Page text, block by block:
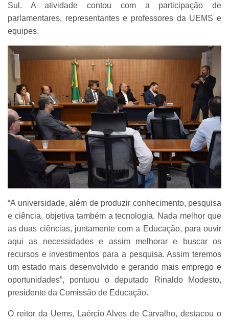
Sul. A atividade contou com a participação de
parlamentares, representantes e professores da UEMS e
equipes.
“A universidade, além de produzir conhecimento, pesquisa
e ciência, objetiva também a tecnologia. Nada melhor que
as duas ciências, juntamente com a Educação, para ouvir
aqui as necessidades e assim melhorar e buscar os
recursos e investimentos para a pesquisa. Assim teremos
um estado mais desenvolvido e gerando mais emprego e
oportunidades”, pontuou o deputado Rinaldo Modesto,
presidente da Comissão de Educação.
O reitor da Uems, Laércio Alves de Carvalho, destacou o